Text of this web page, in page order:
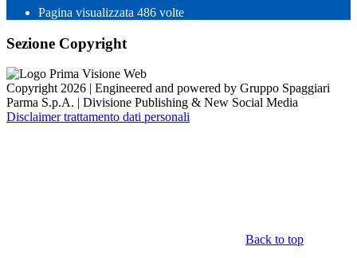
Pagina visualizzata 486 volte
Sezione Copyright
Copyright 2026 | Engineered and powered by Gruppo Spaggiari
Parma S.p.A. | Divisione Publishing & New Social Media
Disclaimer trattamento dati personali
Back to top